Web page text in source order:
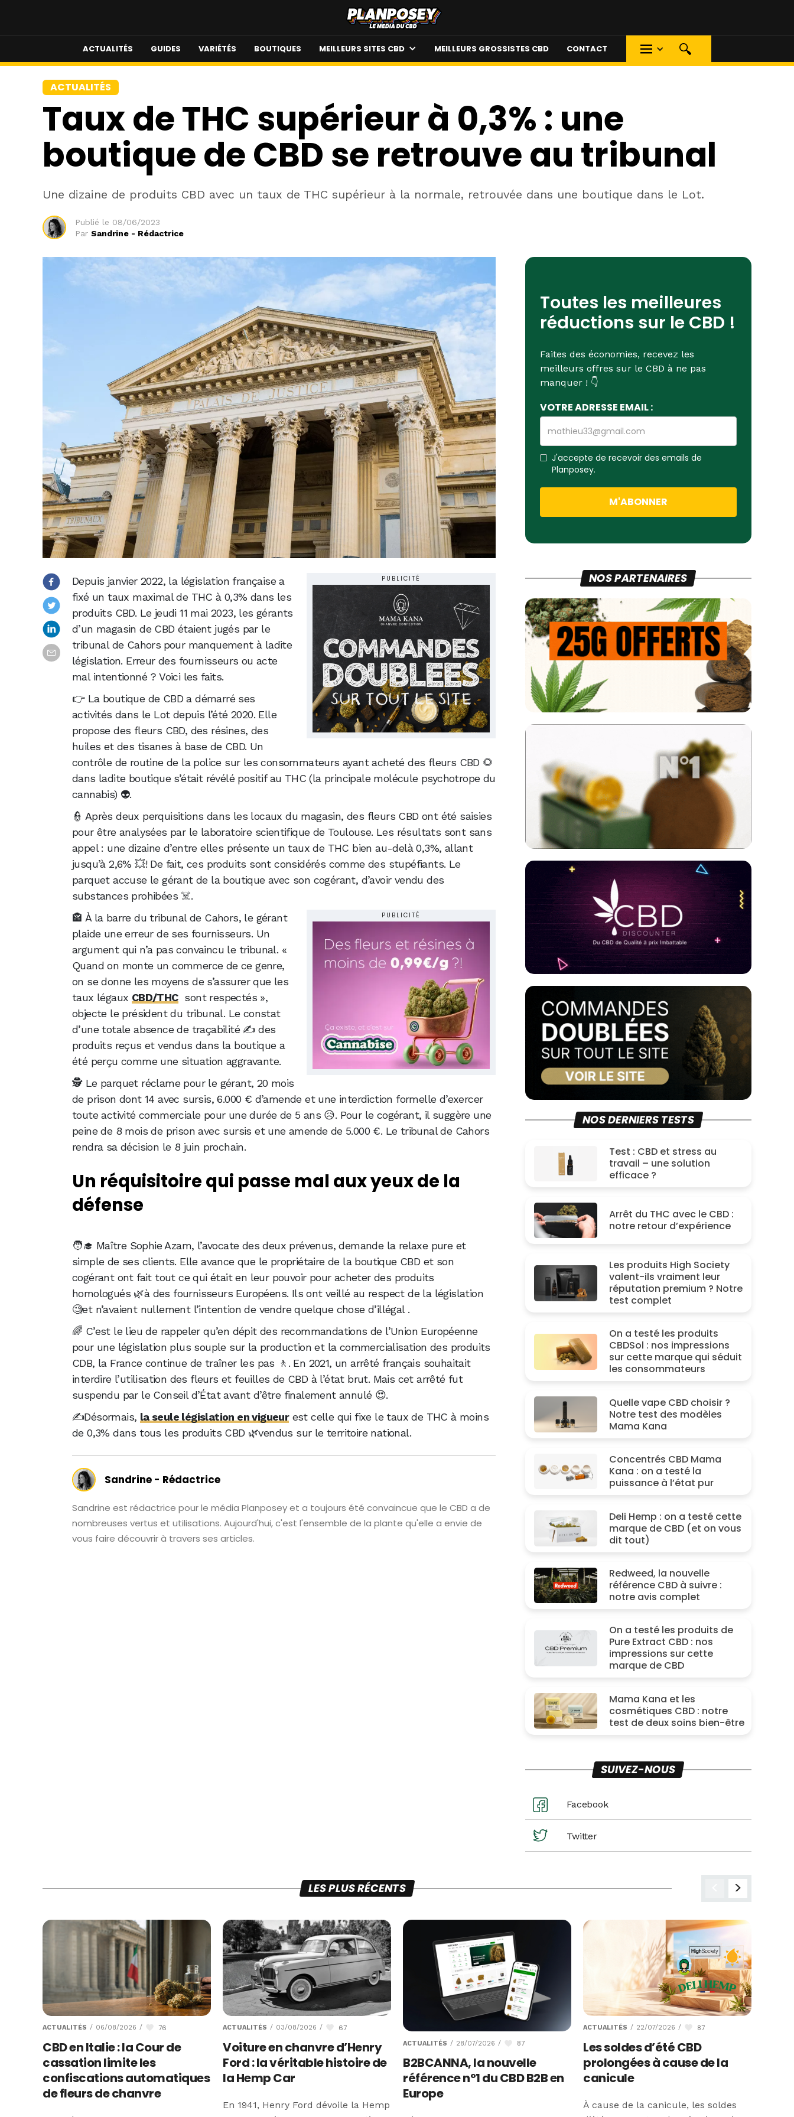
ACTUALITÉS GUIDES VARIÉTÉS BOUTIQUES MEILLEURS SITES CBD MEILLEURS GROSSISTES CBD CONTACT
ACTUALITÉS
Taux de THC supérieur à 0,3% : une
boutique de CBD se retrouve au tribunal
Une dizaine de produits CBD avec un taux de THC supérieur à la normale, retrouvée dans une boutique dans le Lot.
Publié le 08/06/2023
Par Sandrine - Rédactrice
PUBLICITÉ
Depuis janvier 2022, la législation française a
fixé un taux maximal de THC à 0,3% dans les
produits CBD. Le jeudi 11 mai 2023, les gérants
d’un magasin de CBD étaient jugés par le
tribunal de Cahors pour manquement à ladite
législation. Erreur des fournisseurs ou acte
mal intentionné ? Voici les faits.
👉 La boutique de CBD a démarré ses
activités dans le Lot depuis l’été 2020. Elle
propose des fleurs CBD, des résines, des
huiles et des tisanes à base de CBD. Un
contrôle de routine de la police sur les consommateurs ayant acheté des fleurs CBD 🌻
dans ladite boutique s’était révélé positif au THC (la principale molécule psychotrope du
cannabis) 👽.
👮 Après deux perquisitions dans les locaux du magasin, des fleurs CBD ont été saisies
pour être analysées par le laboratoire scientifique de Toulouse. Les résultats sont sans
appel : une dizaine d’entre elles présente un taux de THC bien au-delà 0,3%, allant
jusqu’à 2,6% 💥! De fait, ces produits sont considérés comme des stupéfiants. Le
parquet accuse le gérant de la boutique avec son cogérant, d’avoir vendu des
substances prohibées ☠️.
PUBLICITÉ
🏤 À la barre du tribunal de Cahors, le gérant
plaide une erreur de ses fournisseurs. Un
argument qui n’a pas convaincu le tribunal. «
Quand on monte un commerce de ce genre,
on se donne les moyens de s’assurer que les
taux légaux CBD/THCsont respectés »,
objecte le président du tribunal. Le constat
d’une totale absence de traçabilité ✍️ des
produits reçus et vendus dans la boutique a
été perçu comme une situation aggravante.
🕵️ Le parquet réclame pour le gérant, 20 mois
de prison dont 14 avec sursis, 6.000 € d’amende et une interdiction formelle d’exercer
toute activité commerciale pour une durée de 5 ans 😥. Pour le cogérant, il suggère une
peine de 8 mois de prison avec sursis et une amende de 5.000 €. Le tribunal de Cahors
rendra sa décision le 8 juin prochain.
Un réquisitoire qui passe mal aux yeux de la
défense
🧑‍🎓 Maître Sophie Azam, l’avocate des deux prévenus, demande la relaxe pure et
simple de ses clients. Elle avance que le propriétaire de la boutique CBD et son
cogérant ont fait tout ce qui était en leur pouvoir pour acheter des produits
homologués 🌿à des fournisseurs Européens. Ils ont veillé au respect de la législation
🧐et n’avaient nullement l’intention de vendre quelque chose d’illégal .
🌈 C’est le lieu de rappeler qu’en dépit des recommandations de l’Union Européenne
pour une législation plus souple sur la production et la commercialisation des produits
CDB, la France continue de traîner les pas 🚶. En 2021, un arrêté français souhaitait
interdire l’utilisation des fleurs et feuilles de CBD à l’état brut. Mais cet arrêté fut
suspendu par le Conseil d’État avant d’être finalement annulé 😍.
✍️Désormais, la seule législation en vigueurest celle qui fixe le taux de THC à moins
de 0,3% dans tous les produits CBD 🌿vendus sur le territoire national.
Sandrine - Rédactrice
Sandrine est rédactrice pour le média Planposey et a toujours été convaincue que le CBD a de
nombreuses vertus et utilisations. Aujourd'hui, c'est l'ensemble de la plante qu'elle a envie de
vous faire découvrir à travers ses articles.
Toutes les meilleures
réductions sur le CBD !
Faites des économies, recevez les
meilleurs offres sur le CBD à ne pas
manquer ! 👇
VOTRE ADRESSE EMAIL :
J'accepte de recevoir des emails de
Planposey.
NOS PARTENAIRES
NOS DERNIERS TESTS
Test : CBD et stress au
travail – une solution
efficace ?
Arrêt du THC avec le CBD :
notre retour d’expérience
Les produits High Society
valent-ils vraiment leur
réputation premium ? Notre
test complet
On a testé les produits
CBDSol : nos impressions
sur cette marque qui séduit
les consommateurs
Quelle vape CBD choisir ?
Notre test des modèles
Mama Kana
Concentrés CBD Mama
Kana : on a testé la
puissance à l’état pur
Deli Hemp : on a testé cette
marque de CBD (et on vous
dit tout)
Redweed, la nouvelle
référence CBD à suivre :
notre avis complet
On a testé les produits de
Pure Extract CBD : nos
impressions sur cette
marque de CBD
Mama Kana et les
cosmétiques CBD : notre
test de deux soins bien-être
SUIVEZ-NOUS
Facebook
Twitter
LES PLUS RÉCENTS >
ACTUALITÉS / 06/08/2026 / 76
CBD en Italie : la Cour de
cassation limite les
confiscations automatiques
de fleurs de chanvre
ACTUALITÉS / 03/08/2026 / 67
Voiture en chanvre d’Henry
Ford : la véritable histoire de
la Hemp Car
En 1941, Henry Ford dévoile la Hemp
ACTUALITÉS / 28/07/2026 / 87
B2BCANNA, la nouvelle
référence n°1 du CBD B2B en
Europe
ACTUALITÉS / 22/07/2026 / 87
Les soldes d’été CBD
prolongées à cause de la
canicule
À cause de la canicule, les soldes